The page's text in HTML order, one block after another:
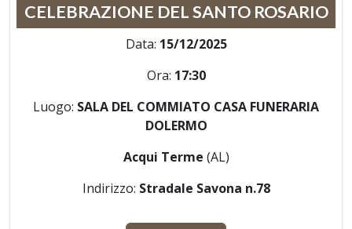
CELEBRAZIONE DEL SANTO ROSARIO
Data: 15/12/2025
Ora: 17:30
Luogo: SALA DEL COMMIATO CASA FUNERARIA
DOLERMO
Acqui Terme (AL)
Indirizzo: Stradale Savona n.78